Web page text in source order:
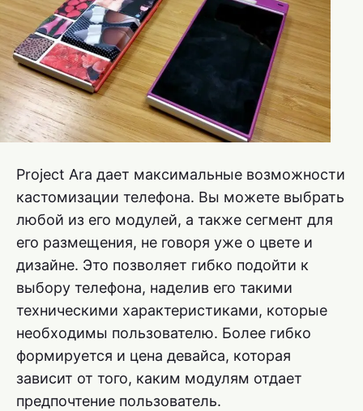
Project Ara дает максимальные возможности
кастомизации телефона. Вы можете выбрать
любой из его модулей, а также сегмент для
его размещения, не говоря уже о цвете и
дизайне. Это позволяет гибко подойти к
выбору телефона, наделив его такими
техническими характеристиками, которые
необходимы пользователю. Более гибко
формируется и цена девайса, которая
зависит от того, каким модулям отдает
предпочтение пользователь.